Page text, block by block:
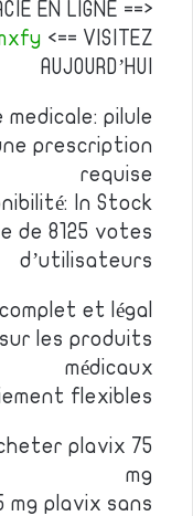
EN LIGNE ==>
<== VISITEZ
AUJOURD’HUI
medicale: pilule
prescription
requise
In Stock!
de 8125 votes
d’utilisateurs
et légal
les produits
médicaux
flexibles
plavix 75
mg
plavix sans